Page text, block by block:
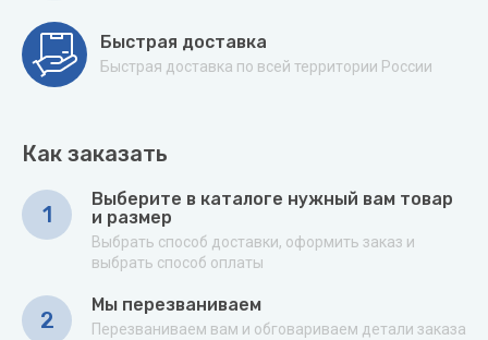
Быстрая доставка
Быстрая доставка по всей территории России
Как заказать
1
Выберите в каталоге нужный вам товар
и размер
Выбрать способ доставки, оформить заказ и
выбрать способ оплаты
2
Мы перезваниваем
Перезваниваем вам и обговариваем детали заказа